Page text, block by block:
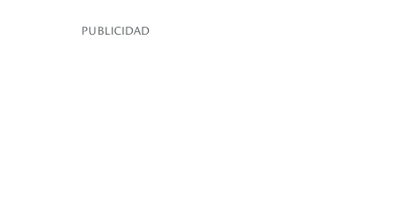
PUBLICIDAD